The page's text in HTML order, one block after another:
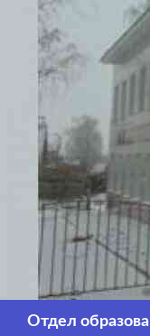
Перейти
содержимому
Отдел